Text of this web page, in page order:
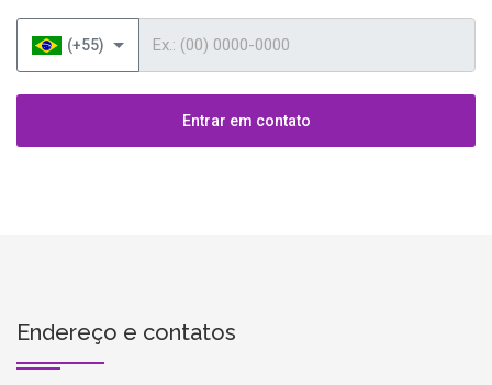
(+55)
Entrar em contato
Endereço e contatos